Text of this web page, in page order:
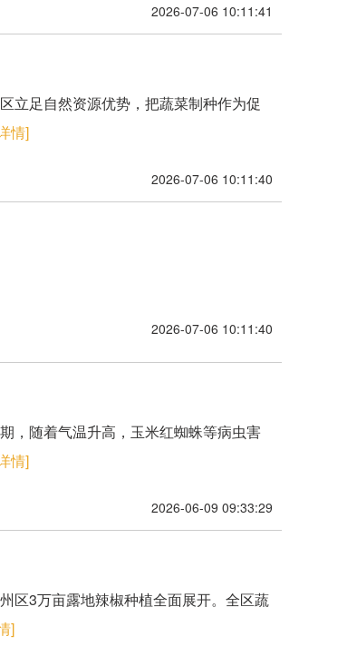
2026-07-06 10:11:41
立足自然资源优势，把蔬菜制种作为促
情]
2026-07-06 10:11:40
2026-07-06 10:11:40
，随着气温升高，玉米红蜘蛛等病虫害
情]
2026-06-09 09:33:29
区3万亩露地辣椒种植全面展开。全区蔬
]